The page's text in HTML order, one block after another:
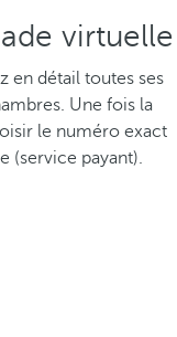
virtuelle
en détail toutes ses
Une fois la
le numéro exact
(service payant).